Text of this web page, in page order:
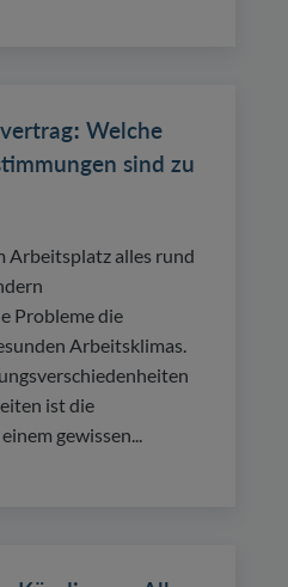
Welche
sind zu
Arbeitsplatz alles rund
Probleme die
Arbeitsklimas.
ist die
gewissen...